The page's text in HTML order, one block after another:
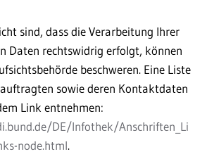
sind, dass die Verarbeitung Ihrer
Daten rechtswidrig erfolgt, können
beschweren. Eine Liste
sowie deren Kontaktdaten
Link entnehmen:
DE/Infothek/Anschriften_Li
node.html.